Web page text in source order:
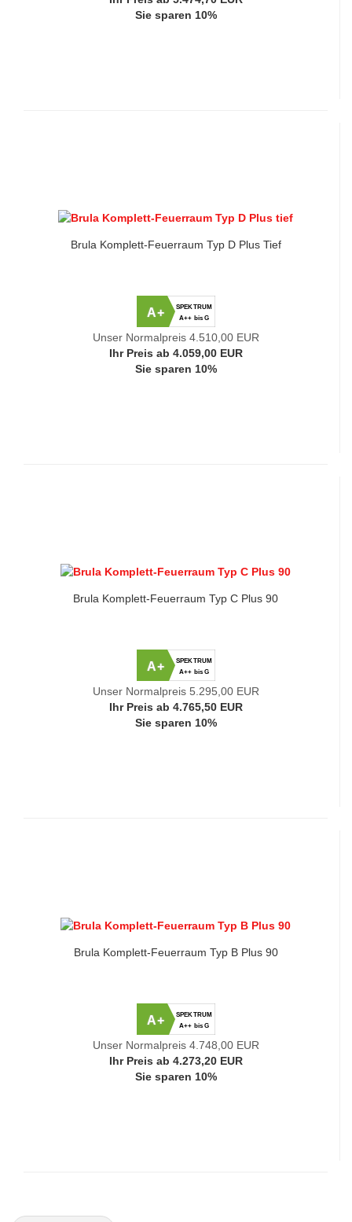
Sie sparen 10%
Brula Komplett-Feuerraum Typ D Plus Tief
A+
SPEKTRUM
A++ bis G
Unser Normalpreis 4.510,00 EUR
Ihr Preis ab 4.059,00 EUR
Sie sparen 10%
Brula Komplett-Feuerraum Typ C Plus 90
A+
SPEKTRUM
A++ bis G
Unser Normalpreis 5.295,00 EUR
Ihr Preis ab 4.765,50 EUR
Sie sparen 10%
Brula Komplett-Feuerraum Typ B Plus 90
A+
SPEKTRUM
A++ bis G
Unser Normalpreis 4.748,00 EUR
Ihr Preis ab 4.273,20 EUR
Sie sparen 10%